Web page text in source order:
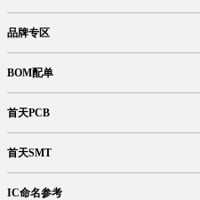
品牌专区
BOM配单
首天PCB
首天SMT
IC命名参考